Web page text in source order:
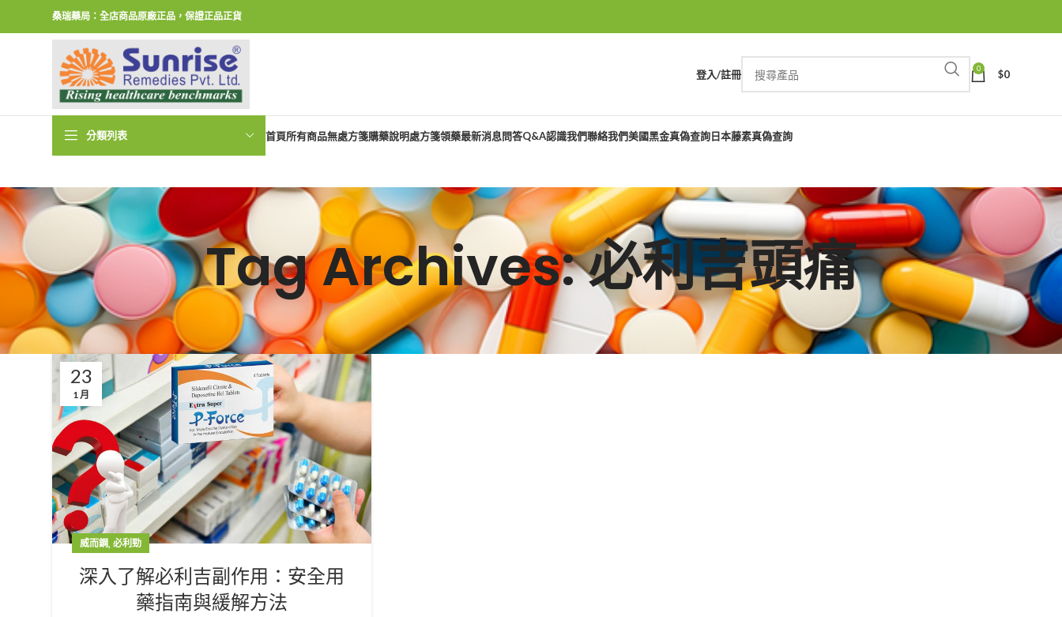
桑瑞藥局：全店商品原廠正品，保證正品正貨
登入/註冊 0 $0
分類列表 首頁所有商品無處方箋購藥說明處方箋領藥最新消息問答Q&A認識我們聯絡我們美國黑金真偽查詢日本藤素真偽查詢
Tag Archives: 必利吉頭痛
23
1 月
威而鋼, 必利勁
深入了解必利吉副作用：安全用
藥指南與緩解方法